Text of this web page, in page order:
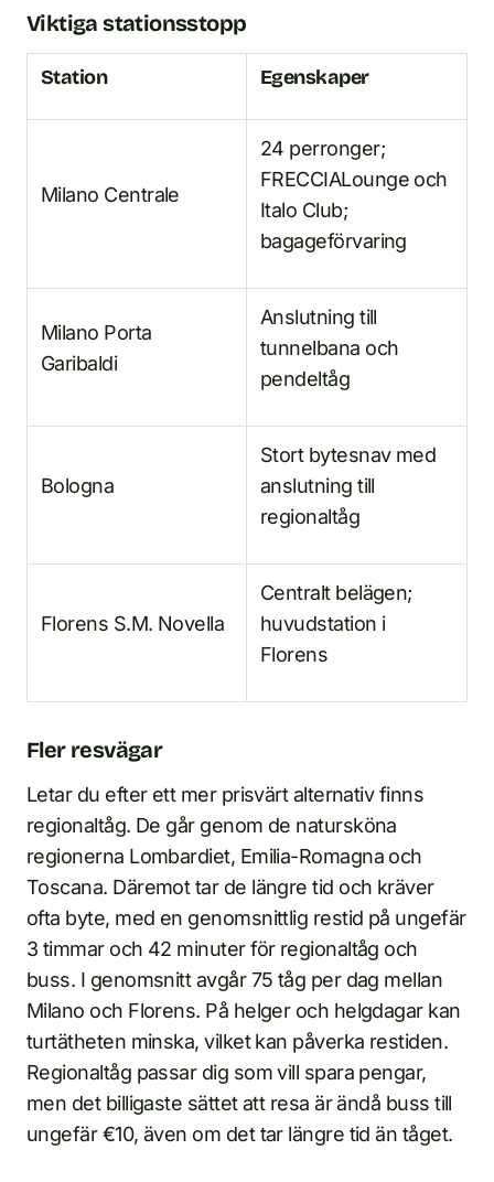
Viktiga stationsstopp
Station Egenskaper
Milano Centrale
24 perronger;
FRECCIALounge och
Italo Club;
bagageförvaring
Milano Porta
Garibaldi
Anslutning till
tunnelbana och
pendeltåg
Bologna
Stort bytesnav med
anslutning till
regionaltåg
Florens S.M. Novella
Centralt belägen;
huvudstation i
Florens
Fler resvägar
Letar du efter ett mer prisvärt alternativ finns
regionaltåg. De går genom de natursköna
regionerna Lombardiet, Emilia-Romagna och
Toscana. Däremot tar de längre tid och kräver
ofta byte, med en genomsnittlig restid på ungefär
3 timmar och 42 minuter för regionaltåg och
buss. I genomsnitt avgår 75 tåg per dag mellan
Milano och Florens. På helger och helgdagar kan
turtätheten minska, vilket kan påverka restiden.
Regionaltåg passar dig som vill spara pengar,
men det billigaste sättet att resa är ändå buss till
ungefär €10, även om det tar längre tid än tåget.